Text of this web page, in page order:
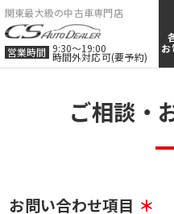
関東最大級の中古車専門店
営業時間 9:30〜19:00
時間外対応可(要予約)
お
ご相談・
お問い合わせ項目